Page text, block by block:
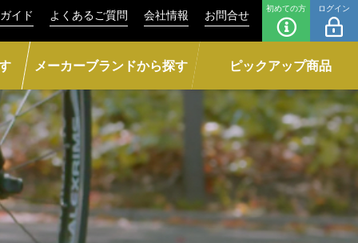
イド よくあるご質問 会社情報 お問合せ 初めての方 ログイン
メーカーブランドから探す ピックアップ商品